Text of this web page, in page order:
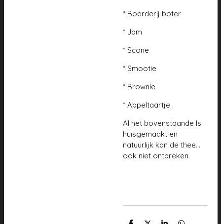
* Boerderij boter
* Jam
* Scone
* Smootie
* Brownie
* Appeltaartje .
Al het bovenstaande Is
huisgemaakt en
natuurlijk kan de thee...
ook niet ontbreken.